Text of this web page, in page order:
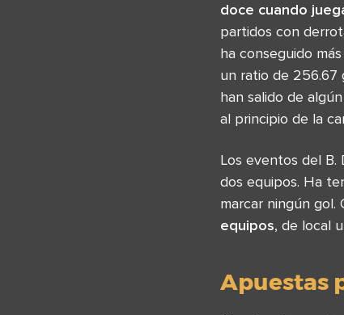
doce cuando
partidos con
ha conseguido
un ratio de 256.67
han salido de
al principio de la
Los eventos del
dos equipos. Ha
marcar ningún gol.
equipos, de local
Apuestas